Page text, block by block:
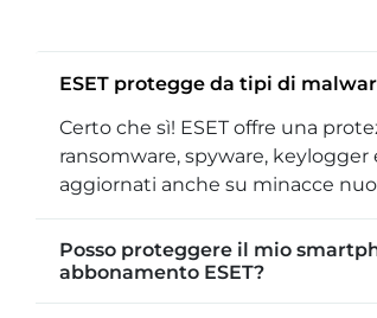
ESET protegge da tipi di
Certo che sì! ESET offre una
ransomware, spyware,
aggiornati anche su minacce
Posso proteggere il mio
abbonamento ESET?